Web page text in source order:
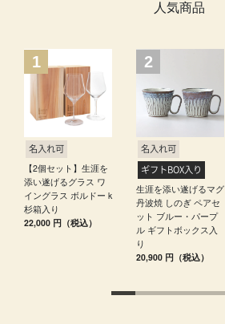
人気商品
名入れ可
【2個セット】生涯を
添い遂げるグラス ワ
イングラス ボルドー k
杉箱入り
22,000 円（税込）
名入れ可
ギフトBOX入り
生涯を添い遂げるマグ
丹波焼 しのぎ ペアセ
ット ブルー・パープ
ル ギフトボックス入
り
20,900 円（税込）